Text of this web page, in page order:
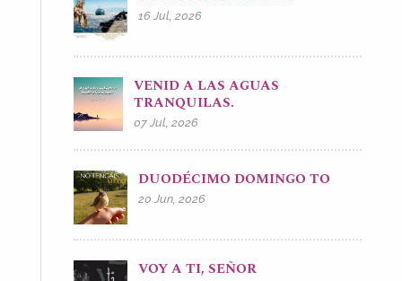
16 Jul, 2026
VENID A LAS AGUAS
TRANQUILAS.
07 Jul, 2026
DUODÉCIMO DOMINGO TO
20 Jun, 2026
VOY A TI, SEÑOR